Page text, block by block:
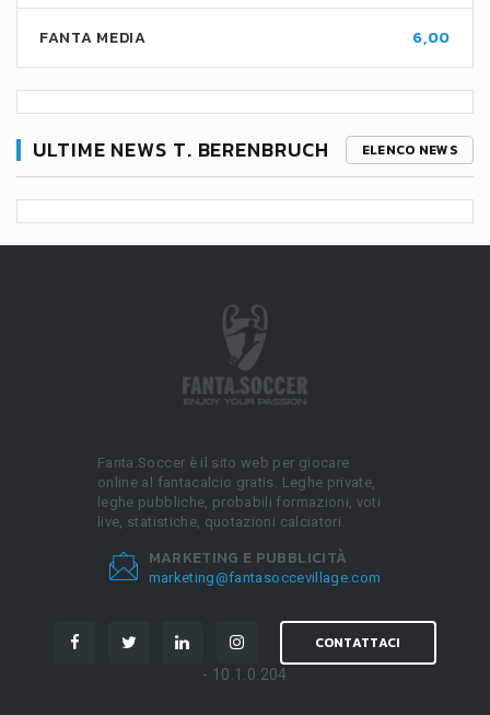
FANTA MEDIA 6,00
ULTIME NEWS T. BERENBRUCH ELENCO NEWS
Fanta.Soccer è il sito web per giocare
online al fantacalcio gratis. Leghe private,
leghe pubbliche, probabili formazioni, voti
live, statistiche, quotazioni calciatori.
MARKETING E PUBBLICITÀ
marketing@fantasoccevillage.com
CONTATTACI
- 10.1.0.204